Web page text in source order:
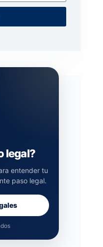
legal?
entender tu
paso legal.